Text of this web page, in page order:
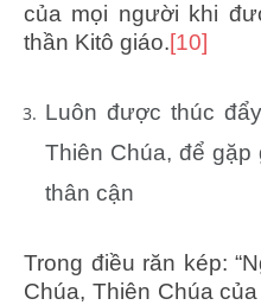
của mọi người khi
thần Kitô giáo.[10]
Luôn được thúc
Thiên Chúa, để
thân cận
Trong điều răn kép:
Chúa, Thiên Chúa